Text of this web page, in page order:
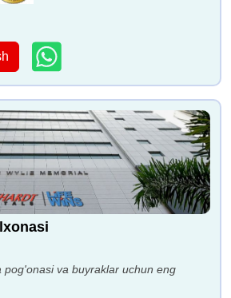
pog'onasi va buyraklar uchun eng